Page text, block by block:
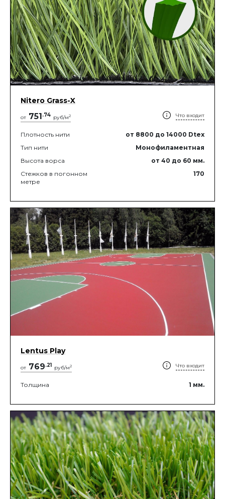
Nitero Grass-X
от 751.74 руб/м2 Что входит
Плотность нити от 8800 до 14000 Dtex
Тип нити
Монофиламентная
Высота ворса
от 40 до 60 мм.
Стежков в погонном
метре
170
Lentus Play
от 769.21 руб/м2 Что входит
Толщина 1 мм.